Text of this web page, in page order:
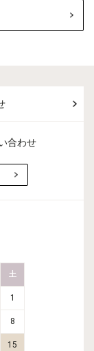
合わせ
土
1
8
15